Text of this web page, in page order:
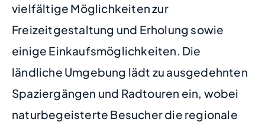
vielfältige Möglichkeiten zur
Freizeitgestaltung und Erholung sowie
einige Einkaufsmöglichkeiten. Die
ländliche Umgebung lädt zu ausgedehnten
Spaziergängen und Radtouren ein, wobei
naturbegeisterte Besucher die regionale